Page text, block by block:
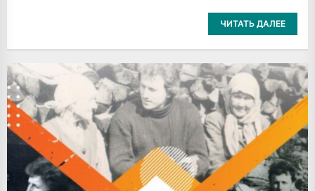
ЧИТАТЬ ДАЛЕЕ